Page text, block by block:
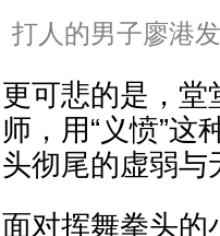
打人的男子廖港
更可悲的是，堂
师，用“义愤”这
头彻尾的虚弱与
面对挥舞拳头的